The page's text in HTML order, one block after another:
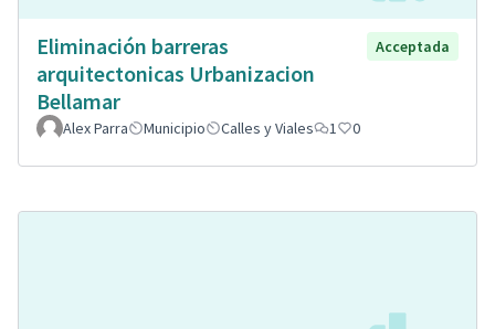
Eliminación barreras
arquitectonicas Urbanizacion
Bellamar
Acceptada
Alex Parra Municipio Calles y Viales 1 0